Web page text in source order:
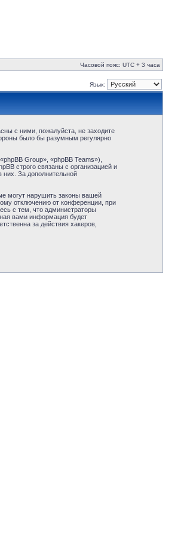
Часовой пояс: UTC + 3 часа
Язык:
с ними, пожалуйста, не заходите
было бы разумным регулярно
Group», «phpBB Teams»),
строго связаны с организацией и
них. За дополнительной
могут нарушить законы вашей
отключению от конференции, при
с тем, что администраторы
вами информация будет
за действия хакеров,